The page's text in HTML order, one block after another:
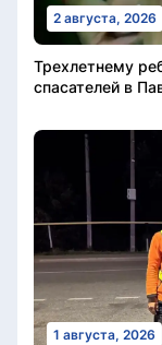
2 августа, 2026
Трехлетнему
спасателей в
1 августа, 2026